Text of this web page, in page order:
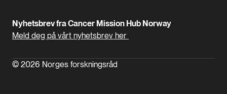
Nyhetsbrev fra Cancer Mission Hub Norway
Meld deg på vårt nyhetsbrev her
© 2026 Norges forskningsråd